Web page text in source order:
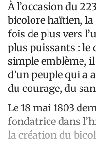
À l’occasion du
bicolore haïtien,
fois de plus vers
plus puissants : le
simple emblème,
d’un peuple qui a
du courage, du
Le 18 mai 1803
fondatrice dans
la création du